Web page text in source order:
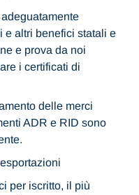
e altri benefici statali e
e prova da noi
i certificati di
delle merci
ADR e RID sono
per iscritto, il più